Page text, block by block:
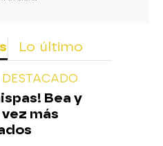
Lo último
Bea y
más